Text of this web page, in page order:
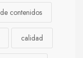
contenidos
calidad